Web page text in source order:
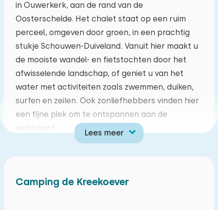
in Ouwerkerk, aan de rand van de
Oosterschelde. Het chalet staat op een ruim
perceel, omgeven door groen, in een prachtig
stukje Schouwen-Duiveland. Vanuit hier maakt u
de mooiste wandel- en fietstochten door het
afwisselende landschap, of geniet u van het
water met activiteiten zoals zwemmen, duiken,
surfen en zeilen. Ook zonliefhebbers vinden hier
een fijne plek om te ontspannen aan de
waterkant.
animatieteam in het hoogseizoen.
Lees meer
ma di wo do vr
27 28 29 30 31 01 02
03 04 05 06 07 08 09
10 11 12 13 14 15 16
17 18 19 20 21 22
Camping de Kreekoever